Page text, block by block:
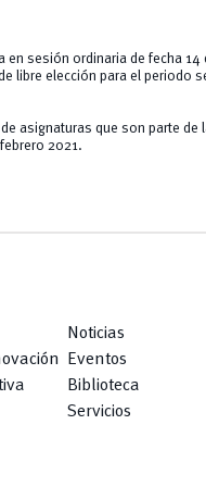
sesión ordinaria de fecha 14
libre elección para el periodo
asignaturas que son parte de
2021.
Noticias
Eventos
Biblioteca
Servicios